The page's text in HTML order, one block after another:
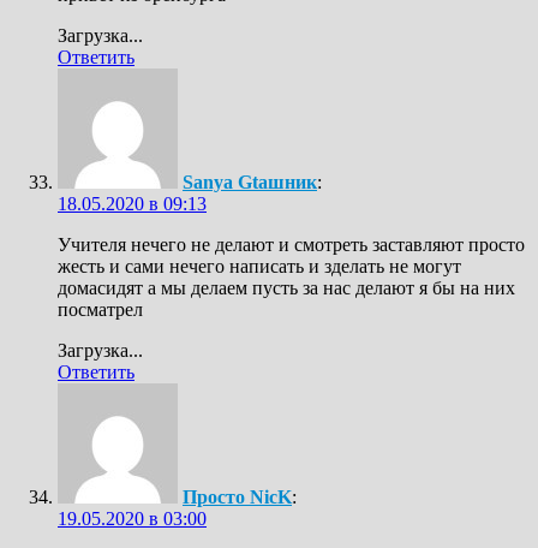
Загрузка...
Ответить
Sanya Gtaшник:
18.05.2020 в 09:13
Учителя нечего не делают и смотреть заставляют просто
жесть и сами нечего написать и зделать не могут
домасидят а мы делаем пусть за нас делают я бы на них
посматрел
Загрузка...
Ответить
Просто NicK:
19.05.2020 в 03:00